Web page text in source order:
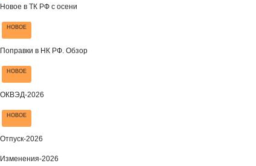
Новое в ТК РФ с осени
НОВОЕ
Поправки в НК РФ. Обзор
НОВОЕ
ОКВЭД-2026
НОВОЕ
Отпуск-2026
Изменения-2026